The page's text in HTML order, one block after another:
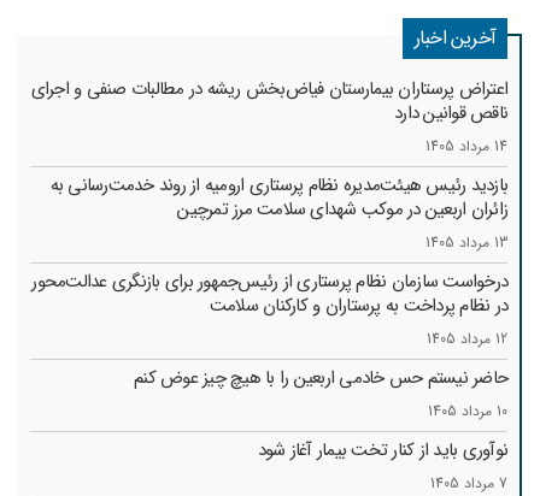
آخرین اخبار
اعتراض پرستاران بیمارستان فیاض‌بخش ریشه در مطالبات صنفی و اجرای
ناقص قوانین دارد
14 مرداد 1405
بازدید رئیس هیئت‌مدیره نظام پرستاری ارومیه از روند خدمت‌رسانی به
زائران اربعین در موکب شهدای سلامت مرز تمرچین
13 مرداد 1405
درخواست سازمان نظام پرستاری از رئیس‌جمهور برای بازنگری عدالت‌محور
در نظام پرداخت به پرستاران و کارکنان سلامت
12 مرداد 1405
حاضر نیستم حس خادمی اربعین را با هیچ چیز عوض کنم
10 مرداد 1405
نوآوری باید از کنار تخت بیمار آغاز شود
7 مرداد 1405